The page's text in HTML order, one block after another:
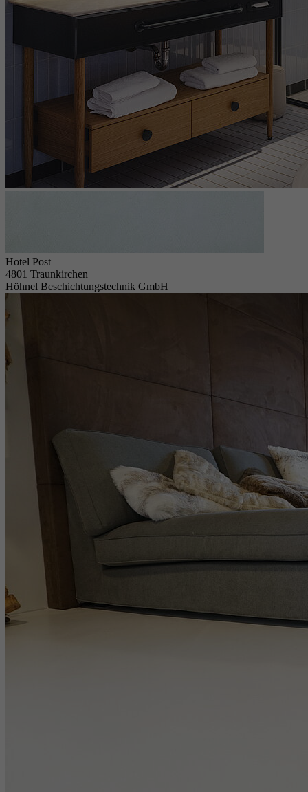
Hotel Post
4801 Traunkirchen
Höhnel Beschichtungstechnik GmbH